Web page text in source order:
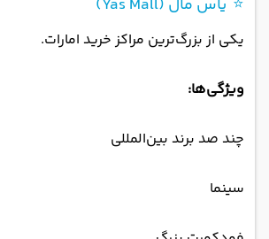
⭐ یاس مال (Yas Mall)
یکی از بزرگ‌ترین مراکز خرید امارات.
ویژگی‌ها:
چند صد برند بین‌المللی
سینما